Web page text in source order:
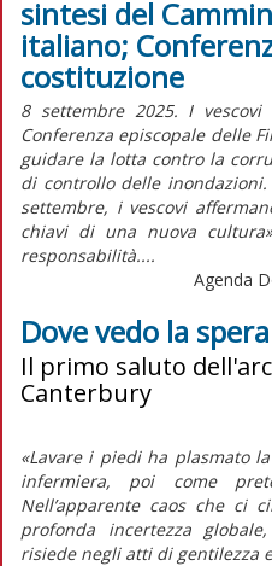
sintesi del
italiano;
costituzione
8 settembre 2025. I
Conferenza episcopale delle
guidare la lotta contro la
di controllo delle
settembre, i vescovi
chiavi di una nuova
responsabilità....
Agenda
Dove vedo la
Il primo saluto
Canterbury
«Lavare i piedi ha plasmato
infermiera, poi come
Nell’apparente caos che ci
profonda incertezza
risiede negli atti di gentilezza